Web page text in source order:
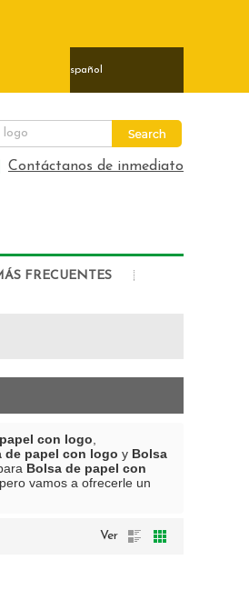
Español
Contáctanos de inmediato
FRECUENTES
con logo
de papel con logo y Bolsa
Bolsa de papel con
, pero vamos a ofrecerle un
Ver